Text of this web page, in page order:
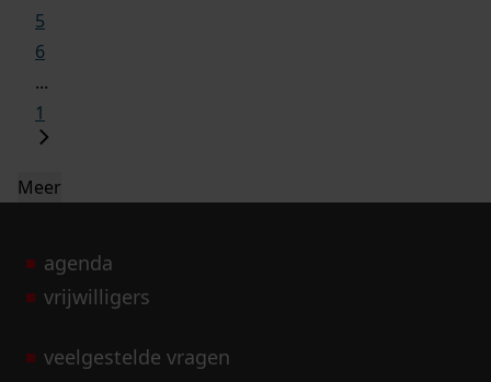
5
6
...
1
Meer
agenda
vrijwilligers
veelgestelde vragen